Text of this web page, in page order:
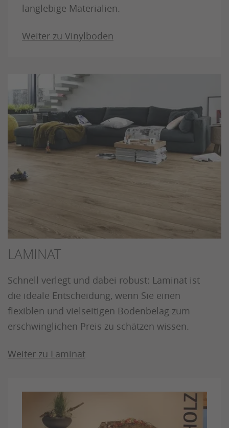
langlebige Materialien.
Weiter zu Vinylboden
LAMINAT
Schnell verlegt und dabei robust: Laminat ist
die ideale Entscheidung, wenn Sie einen
flexiblen und vielseitigen Bodenbelag zum
erschwinglichen Preis zu schätzen wissen.
Weiter zu Laminat